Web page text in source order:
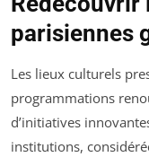
parisiennes
Les lieux culturels
programmations
d’initiatives
institutions,